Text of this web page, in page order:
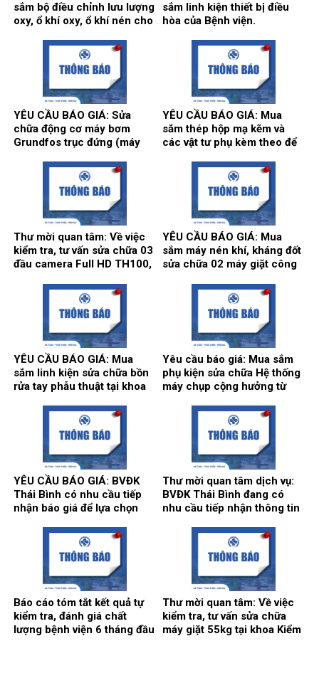
sắm bộ điều chỉnh lưu lượng
oxy, ổ khí oxy, ổ khí nén cho
sắm linh kiện thiết bị điều
hòa của Bệnh viện.
YÊU CẦU BÁO GIÁ: Sửa
chữa động cơ máy bơm
Grundfos trục đứng (máy
trục ngang (máy bơm số 3)
tại trạm bơm nước tổng của
Bệnh viện.
YÊU CẦU BÁO GIÁ: Mua
sắm thép hộp mạ kẽm và
các vật tư phụ kèm theo để
làm vách, cửa, điều hòa
thông gió phục vụ hoạt động
theo yêu cầu tại Bệnh viện.
Thư mời quan tâm: Về việc
kiểm tra, tư vấn sửa chữa 03
đầu camera Full HD TH100,
sản xuất: Karl Storz của
khoa Gây mê hồi sức.
YÊU CẦU BÁO GIÁ: Mua
sắm máy nén khí, kháng đốt
sửa chữa 02 máy giặt công
Hãng sx: Shanghai
Qingsheng Washing
Equipment CO., Ltd. tại khoa
Kiểm soát nhiễm khuẩn.
YÊU CẦU BÁO GIÁ: Mua
sắm linh kiện sửa chữa bồn
rửa tay phẫu thuật tại khoa
sức tích cực – Chống độc.
Yêu cầu báo giá: Mua sắm
phụ kiện sửa chữa Hệ thống
máy chụp cộng hưởng từ
Siemens tại Trung tâm
Chẩn đoán hình ảnh và Điện
quang can thiệp.
YÊU CẦU BÁO GIÁ: BVĐK
Thái Bình có nhu cầu tiếp
nhận báo giá để lựa chọn
hoạt động của Nhà thuốc
Bệnh viện bổ sung năm
Thư mời quan tâm dịch vụ:
BVĐK Thái Bình đang có
nhu cầu tiếp nhận thông tin
năng, kỹ thuật, tiêu chuẩn
chất lượng và giá kế hoạch
của gói thầy cung cấp phần
mềm tổng thể Bệnh viện.
Báo cáo tóm tắt kết quả tự
kiểm tra, đánh giá chất
lượng bệnh viện 6 tháng đầu
Thư mời quan tâm: Về việc
kiểm tra, tư vấn sửa chữa
máy giặt 55kg tại khoa Kiểm